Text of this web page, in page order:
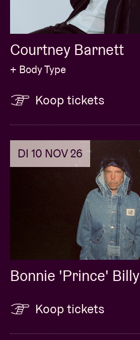
Courtney Barnett
+ Body Type
Koop tickets
DI 10 NOV 26
Bonnie 'Prince' Billy
Koop tickets